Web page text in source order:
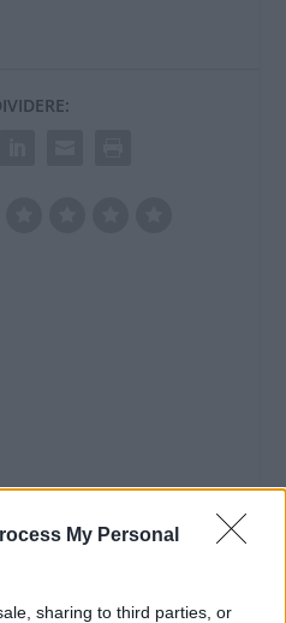
My Personal
sharing to third parties, or